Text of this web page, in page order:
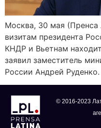
Москва, 30 мая (Пренса
визитам президента
КНДР и Вьетнам
заявил заместитель
России Андрей Руденко.
© 2016-2023